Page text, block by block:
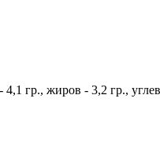
гр., жиров - 3,2 гр.,